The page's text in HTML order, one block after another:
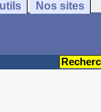
Nos sites